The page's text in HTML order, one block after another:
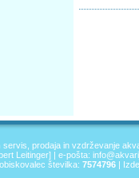
servis, prodaja in vzdrževanje
Leitinger] | e-pošta:
številka: 7574796 |